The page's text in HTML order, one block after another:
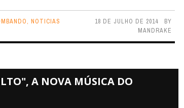
, NOTICIAS 18 DE JULHO DE 2014
BY
MANDRAKE
A NOVA MÚSICA DO